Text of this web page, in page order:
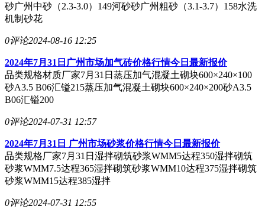
砂广州中砂（2.3-3.0）149河砂砂广州粗砂（3.1-3.7）158水洗
机制砂花
0评论2024-08-16 12:25
2024年7月31日广州市场加气砖价格行情今日最新报价
品类规格材质厂家7月31日蒸压加气混凝土砌块600×240×100
砂A3.5 B06汇镒215蒸压加气混凝土砌块600×240×200砂A3.5
B06汇镒200
0评论2024-07-31 12:57
2024年7月31日 广州市场砂浆价格行情今日最新报价
品类规格厂家7月31日湿拌砌筑砂浆WMM5达程350湿拌砌筑
砂浆WMM7.5达程365湿拌砌筑砂浆WMM10达程375湿拌砌筑
砂浆WMM15达程385湿拌
0评论2024-07-31 12:55